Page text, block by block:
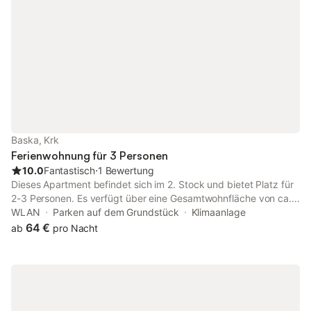
Baska, Krk
Ferienwohnung für 3 Personen
10.0Fantastisch⋅1 Bewertung
Dieses Apartment befindet sich im 2. Stock und bietet Platz für
2-3 Personen. Es verfügt über eine Gesamtwohnfläche von ca.
34 m2. Es hat 1 Schlafzimmer (mit einem Doppelbett und ein
Einzelbett), eine voll ausgestattete Küche mit Wohnzimmer, ein
WLAN Parken auf dem Grundstück
Klimaanlage
ab 64 € pro Nacht